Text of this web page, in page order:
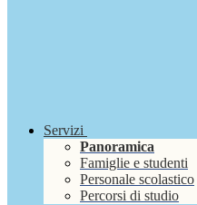
Servizi
Panoramica
Famiglie e studenti
Personale scolastico
Percorsi di studio